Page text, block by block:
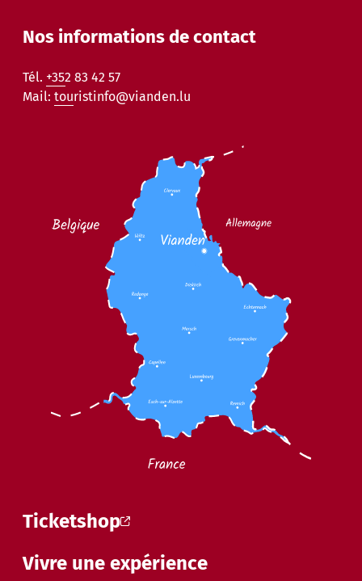
Nos informations de contact
Tél. +352 83 42 57
Mail: touristinfo@vianden.lu
Ticketshop
Vivre une expérience